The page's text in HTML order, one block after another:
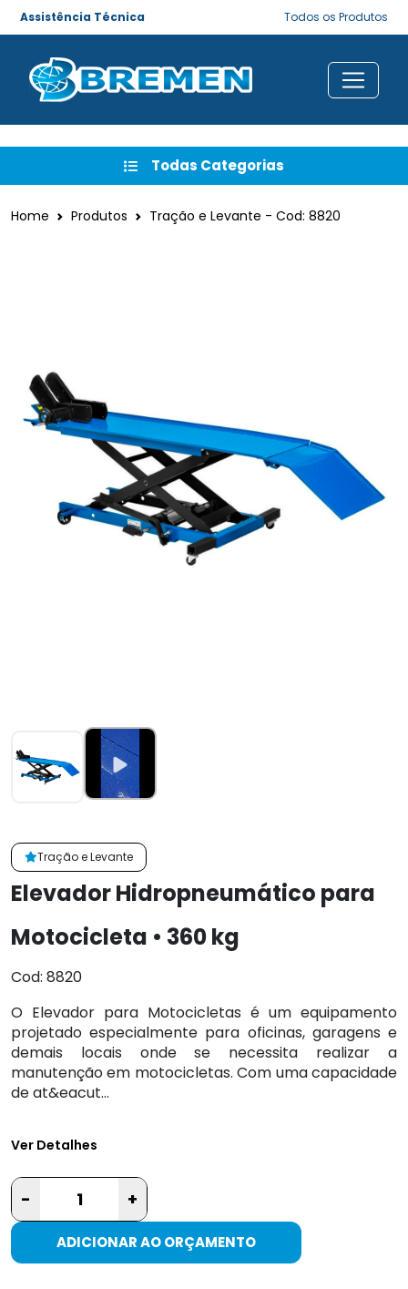
Assistência Técnica Todos os Produtos
Todas Categorias
Home Produtos Tração e Levante - Cod: 8820
Tração e Levante
Elevador Hidropneumático para
Motocicleta • 360 kg
Cod: 8820
O Elevador para Motocicletas é um equipamento
projetado especialmente para oficinas, garagens e
demais locais onde se necessita realizar a
manutenção em motocicletas. Com uma capacidade
de at&eacut...
Ver Detalhes
- +
ADICIONAR AO ORÇAMENTO